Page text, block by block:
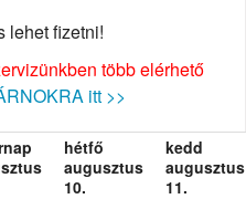
lehet fizetni!
több elérhető
itt >>
hétfő
augusztus
10.
kedd
augusztus
11.